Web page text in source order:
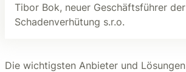
Tibor Bok, neuer Geschäftsführer
Schadenverhütung s.r.o.
Die wichtigsten Anbieter und